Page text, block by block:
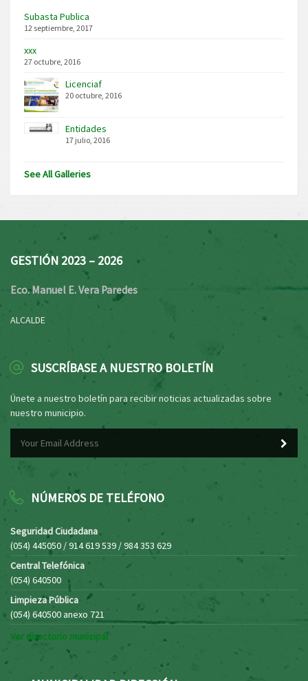
Subasta Publica
12 septiembre, 2017
xxx
27 octubre, 2016
Licenciaf
20 octubre, 2016
Entidades
17 julio, 2016
See All Galleries
GESTIÓN 2023 – 2026
Eco. Manuel E. Vera Paredes
ALCALDE
SUSCRÍBASE A NUESTRO BOLETÍN
Únete a nuestro boletín para recibir noticias actualizadas sobre
nuestro municipio.
NÚMEROS DE TELÉFONO
Seguridad Ciudadana
(054) 445050 / 914 619 539 / 984 353 629
Central Telefónica
(054) 640500
Limpieza Pública
(054) 640500 anexo 721
Ver directorio municipal